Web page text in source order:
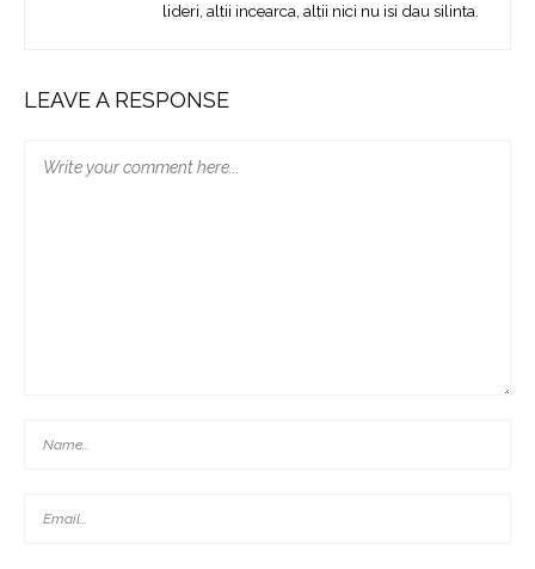
lideri, altii incearca, altii nici nu isi dau silinta.
LEAVE A RESPONSE